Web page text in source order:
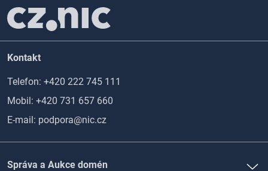
Kontakt
Telefon: +420 222 745 111
Mobil: +420 731 657 660
E-mail: podpora@nic.cz
Správa a Aukce domén